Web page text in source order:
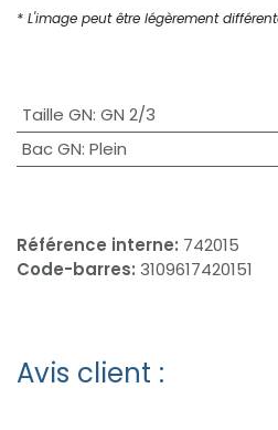
* L'image peut être légèrement
Taille GN: GN 2/3
Bac GN: Plein
Référence interne: 742015
Code-barres: 3109617420151
Avis client :